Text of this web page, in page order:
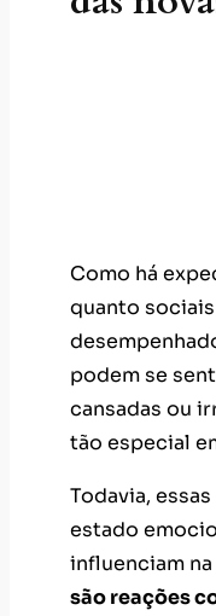
tão especial
Todavia,
estado
influenciam
são reações
queda da
facilita o
negativos,
irritação.
Mulheres